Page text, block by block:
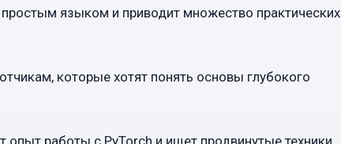
языком и приводит множество практических
которые хотят понять основы глубокого